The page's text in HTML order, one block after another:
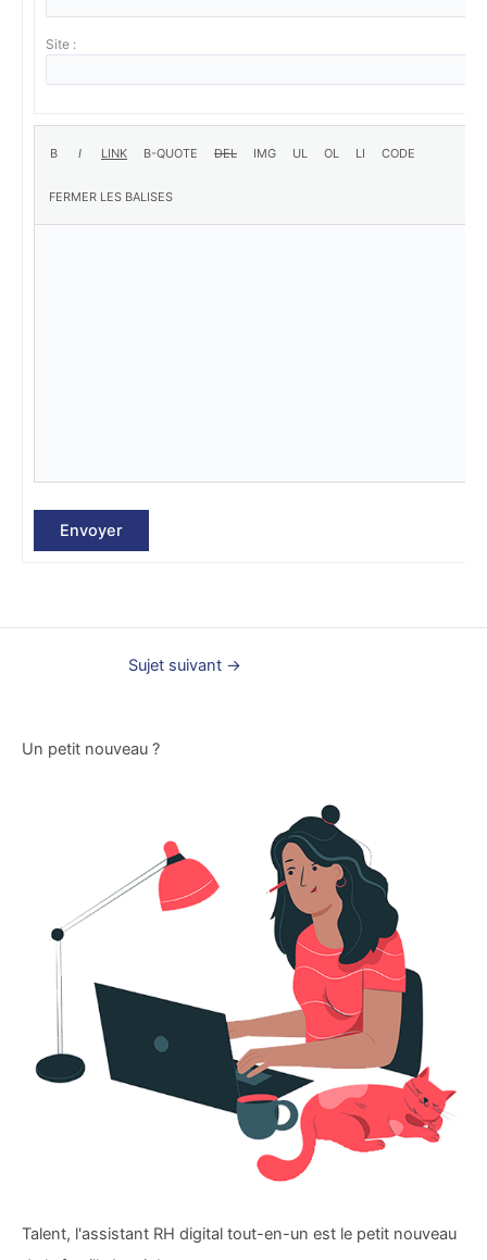
Site :
Envoyer
Sujet suivant →
Un petit nouveau ?
Talent, l'assistant RH digital tout-en-un est le petit nouveau